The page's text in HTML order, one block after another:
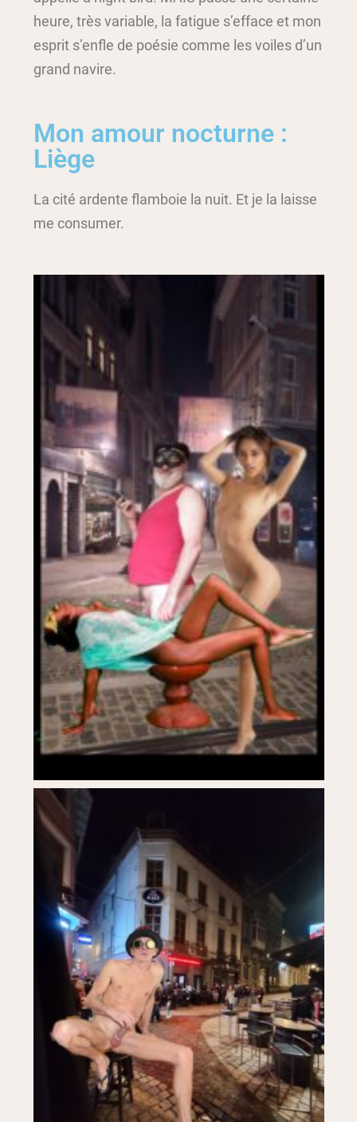
heure, très variable, la fatigue s’efface et mon
esprit s’enfle de poésie comme les voiles d’un
grand navire.
Mon amour nocturne :
Liège
La cité ardente flamboie la nuit. Et je la laisse
me consumer.